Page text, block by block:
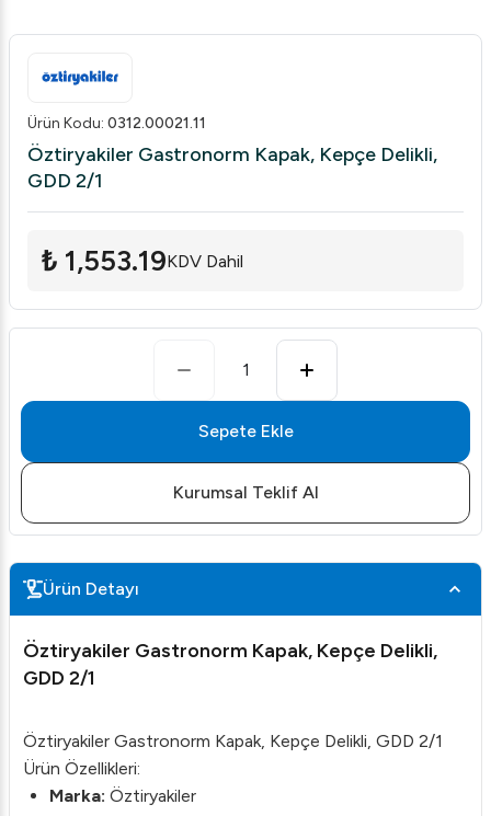
Ürün Kodu: 0312.00021.11
Öztiryakiler Gastronorm Kapak, Kepçe Delikli,
GDD 2/1
₺ 1,553.19KDV Dahil
1
Sepete Ekle
Kurumsal Teklif Al
Ürün Detayı
Öztiryakiler Gastronorm Kapak, Kepçe Delikli,
GDD 2/1
Öztiryakiler Gastronorm Kapak, Kepçe Delikli, GDD 2/1
Ürün Özellikleri:
Marka: Öztiryakiler